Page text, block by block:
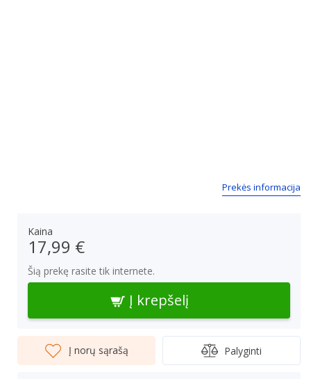
Prekės informacija
Kaina
17,99 €
Šią prekę rasite tik internete.
Į krepšelį
Į norų sąrašą Palyginti